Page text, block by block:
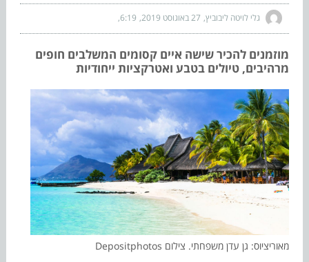
גלי לויטה ליבוביץ 27 באוגוסט 2019 6:19
מוזמנים להכיר שישה איים קסומים המשלבים חופים
מרהיבים, טיולים בטבע ואטרקציות ייחודיות
מאוריציוס: גן עדן משפחתי. צילום Depositphotos